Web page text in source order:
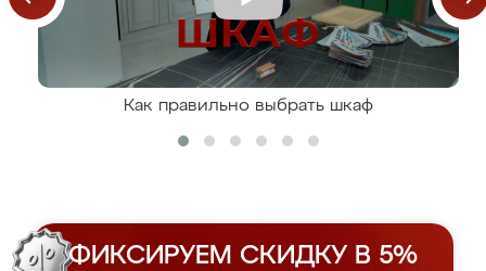
Как правильно выбрать шкаф
ФИКСИРУЕМ СКИДКУ В 5%